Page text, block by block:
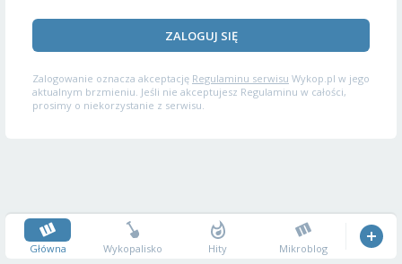
ZALOGUJ SIĘ
Zalogowanie oznacza akceptację Regulaminu serwisu Wykop.pl w jego
aktualnym brzmieniu. Jeśli nie akceptujesz Regulaminu w całości,
prosimy o niekorzystanie z serwisu.
Główna Wykopalisko Hity Mikroblog